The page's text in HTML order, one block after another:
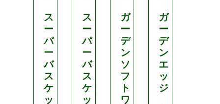
ス
ー
パ
ー
バ
ス
ケ
ッ
ス
ー
パ
ー
バ
ス
ケ
ッ
ガ
ー
デ
ン
ソ
フ
ト
ワ
ガ
ー
デ
ン
エ
ッ
ジ